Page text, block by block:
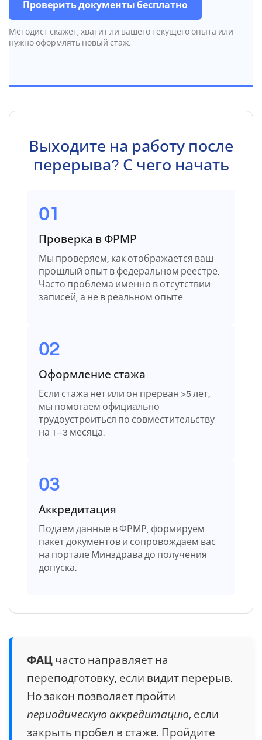
Проверить документы бесплатно
Методист скажет, хватит ли вашего текущего опыта или
нужно оформлять новый стаж.
Выходите на работу после
перерыва? С чего начать
01
Проверка в ФРМР
Мы проверяем, как отображается ваш
прошлый опыт в федеральном реестре.
Часто проблема именно в отсутствии
записей, а не в реальном опыте.
02
Оформление стажа
Если стажа нет или он прерван >5 лет,
мы помогаем официально
трудоустроиться по совместительству
на 1–3 месяца.
03
Аккредитация
Подаем данные в ФРМР, формируем
пакет документов и сопровождаем вас
на портале Минздрава до получения
допуска.
ФАЦ часто направляет на
переподготовку, если видит перерыв.
Но закон позволяет пройти
периодическую аккредитацию, если
закрыть пробел в стаже. Пройдите